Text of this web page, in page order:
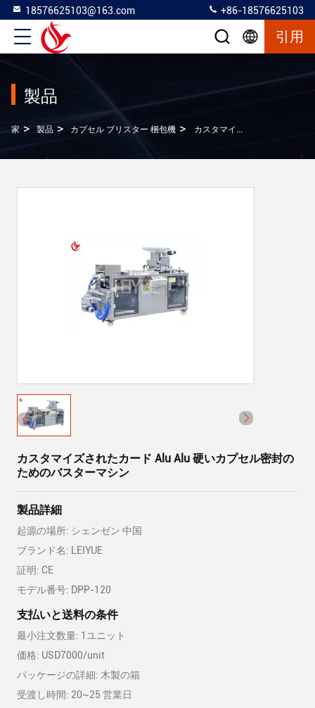
18576625103@163.com +86-18576625103
引用
製品
家 > 製品 > カプセル ブリスター 梱包機 > カスタマイズされたカード Alu Alu 硬いカプセル密封のためのバスターマシン
カスタマイズされたカード Alu Alu 硬いカプセル密封の
ためのバスターマシン
製品詳細
起源の場所: シェンゼン 中国
ブランド名: LEIYUE
証明: CE
モデル番号: DPP-120
支払いと送料の条件
最小注文数量: 1ユニット
価格: USD7000/unit
パッケージの詳細: 木製の箱
受渡し時間: 20~25 営業日